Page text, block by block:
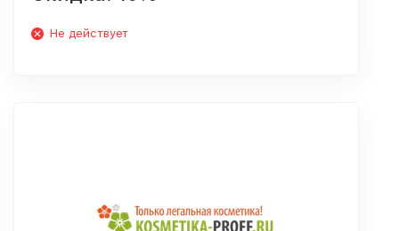
Не действует